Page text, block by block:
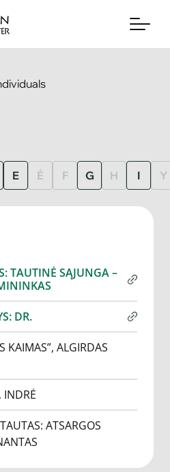
E Ė F G H I Y
TAUTINĖ SĄJUNGA –
DR.
KAIMAS”, ALGIRDAS
INDRĖ
ATSARGOS